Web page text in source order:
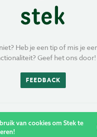
Heb je een tip of mis je
Geef het ons door!
FEEDBACK
van cookies om Stek te